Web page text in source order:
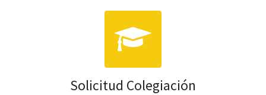
Solicitud Colegiación